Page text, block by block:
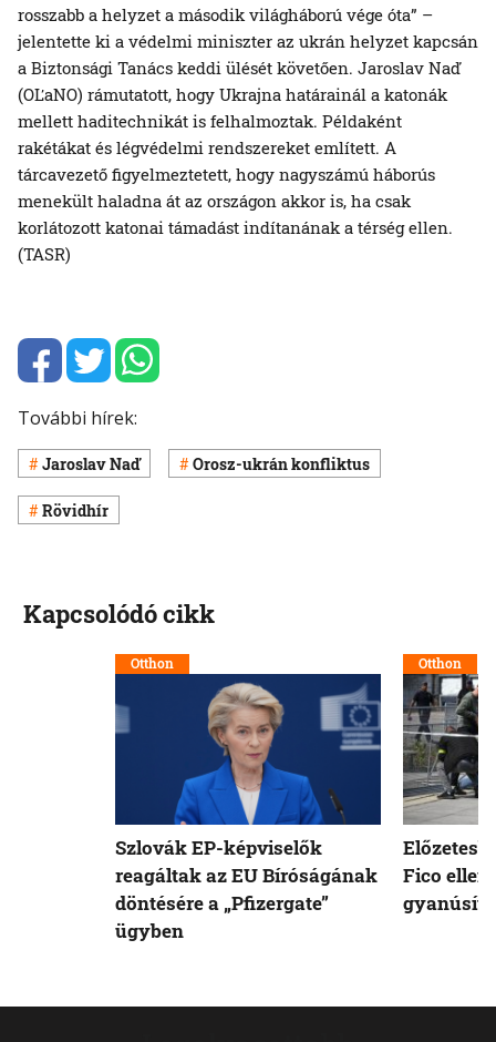
rosszabb a helyzet a második világháború vége óta” –
jelentette ki a védelmi miniszter az ukrán helyzet kapcsán
a Biztonsági Tanács keddi ülését követően. Jaroslav Naď
(OĽaNO) rámutatott, hogy Ukrajna határainál a katonák
mellett haditechnikát is felhalmoztak. Példaként
rakétákat és légvédelmi rendszereket említett. A
tárcavezető figyelmeztetett, hogy nagyszámú háborús
menekült haladna át az országon akkor is, ha csak
korlátozott katonai támadást indítanának a térség ellen.
(TASR)
További hírek:
Jaroslav Naď Orosz-ukrán konfliktus
Rövidhír
Kapcsolódó cikk
Otthon
Szlovák EP-képviselők
reagáltak az EU Bíróságának
döntésére a „Pfizergate”
ügyben
Otthon
Fico